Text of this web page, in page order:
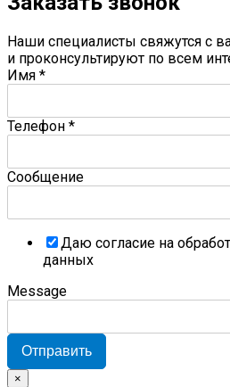
Наши специалисты свяжутся с
и проконсультируют по всем
Имя *
Телефон *
Сообщение
Даю согласие на
данных
Message
Отправить
×